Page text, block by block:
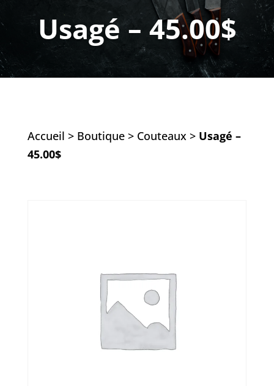
Usagé – 45.00$
Accueil > Boutique> Couteaux > Usagé –
45.00$